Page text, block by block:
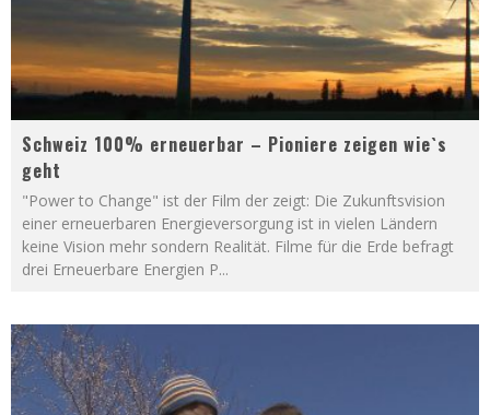
Schweiz 100% erneuerbar – Pioniere zeigen wie`s
geht
"Power to Change" ist der Film der zeigt: Die Zukunftsvision
einer erneuerbaren Energieversorgung ist in vielen Ländern
keine Vision mehr sondern Realität. Filme für die Erde befragt
drei Erneuerbare Energien P...